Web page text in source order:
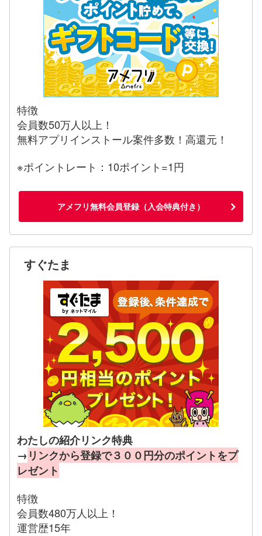
特徴
会員数50万人以上！
無料アプリインストール案件多数！高還元！
※ポイントレート：10ポイント=1円
アメフリ無料会員登録（入会特典付き）
すぐたま
わたしの紹介リンク特典
→ リンクから登録で３００円分のポイントをプ
レゼント
特徴
会員数480万人以上！
運営歴15年